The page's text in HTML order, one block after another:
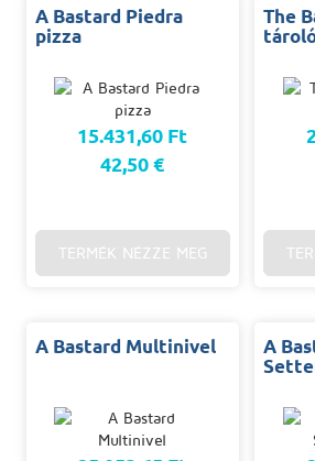
A Bastard Piedra
pizza
15.431,60 Ft
42,50 €
TERMÉK NÉZZE MEG
The
A Bastard Multinivel
A